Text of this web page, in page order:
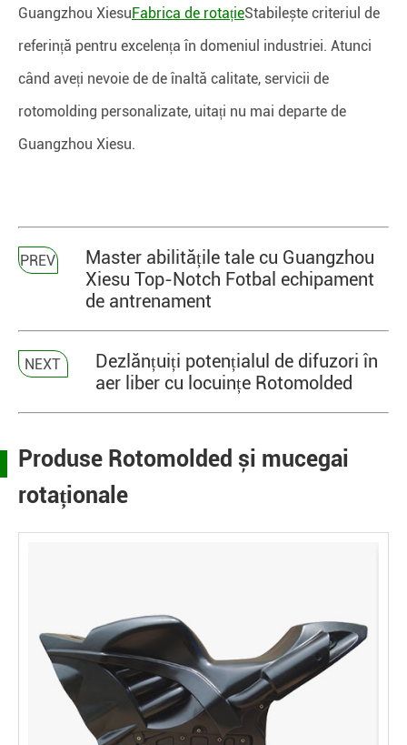
Guangzhou XiesuFabrica de rotațieStabilește criteriul de
referință pentru excelența în domeniul industriei. Atunci
când aveți nevoie de de înaltă calitate, servicii de
rotomolding personalizate, uitați nu mai departe de
Guangzhou Xiesu.
PREV
Master abilitățile tale cu Guangzhou
Xiesu Top-Notch Fotbal echipament
de antrenament
NEXT
Dezlănțuiți potențialul de difuzori în
aer liber cu locuințe Rotomolded
Produse Rotomolded și mucegai
rotaționale